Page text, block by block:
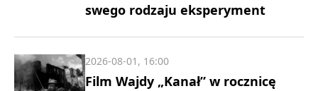
swego rodzaju eksperyment
Film Wajdy „Kanał” w rocznicę
2026-08-01, 16:00